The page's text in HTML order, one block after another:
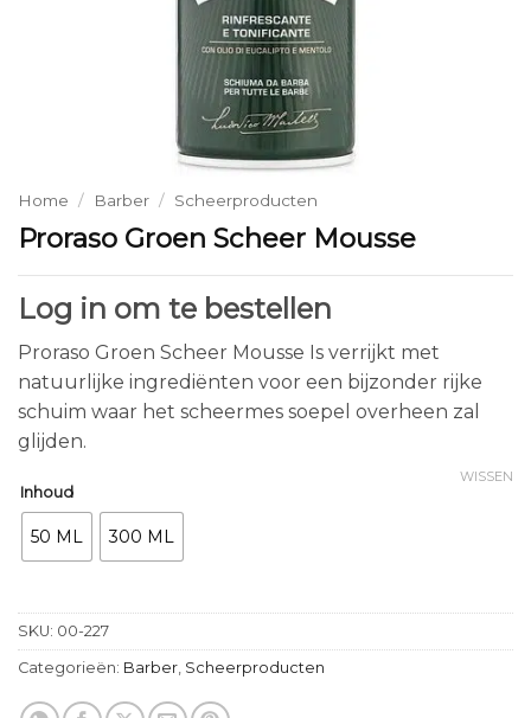
Home / Barber / Scheerproducten
Proraso Groen Scheer Mousse
Log in om te bestellen
Proraso Groen Scheer Mousse Is verrijkt met
natuurlijke ingrediënten voor een bijzonder rijke
schuim waar het scheermes soepel overheen zal
glijden.
Inhoud
50 ML 300 ML
WISSEN
SKU: 00-227
Categorieën: Barber, Scheerproducten